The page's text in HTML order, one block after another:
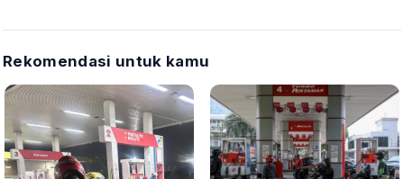
Rekomendasi untuk kamu